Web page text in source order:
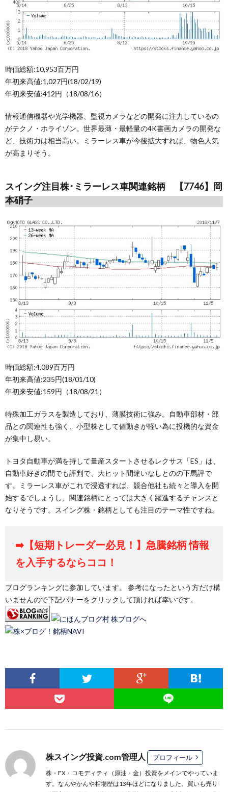
時価総額:10,953百万円
年初来高値:1,027円(18/02/19)
年初来安値:412円（18/08/16）
情報通信機器や光学機器、監視カメラなどの開発に注力しているの
がテクノ・ホライゾン。世界最薄・最軽量の4K書画カメラの開発な
ど、技術力は相当高い。ミラーレス車が今後拡大すれば、物色人気
が高まりそう。
スイング注目株･ミラーレス車関連銘柄 【7746】岡
本硝子
時価総額:4,089百万円
年初来高値:235円(18/01/10)
年初来安値:159円（18/08/21）
特殊加工ガラスを製造しており、薄膜技術に強み。自動車部材・部
品との関連性も強く、小型株として値動きが軽い為に投機的な資金
が集中し易い。
トヨタ自動車が満を持して量産スタートさせるレクサス「ES」は、
自動車好きの間でも評判で、大ヒット間違いなしとのの下馬評で
す。ミラーレス車がこれで浸透すれば、競合他社も続々と導入を開
始するでしょうし、関連銘柄にとっては大きく躍進するチャンスと
なりそうです。スイング株・銘柄としても注目のテーマ性ですね。
➡【短期トレーダー必見！】急騰銘柄 情報
を入手するならココ！
ブログランキングに参加しています。 参考になったという方だけ構
いませんので下記バナーをクリックして頂ければ幸いです。
株スイング投資.com管理人 プロフィール
株・FX・コモディティ（原油・金）投資をメインでやっていま
す。なんやかんや相場歴は13年ほどになりました。買いも売り